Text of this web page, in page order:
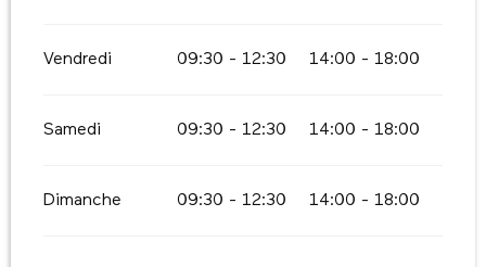
Vendredi 09:30 - 12:30 14:00 - 18:00
Samedi 09:30 - 12:30 14:00 - 18:00
Dimanche 09:30 - 12:30 14:00 - 18:00